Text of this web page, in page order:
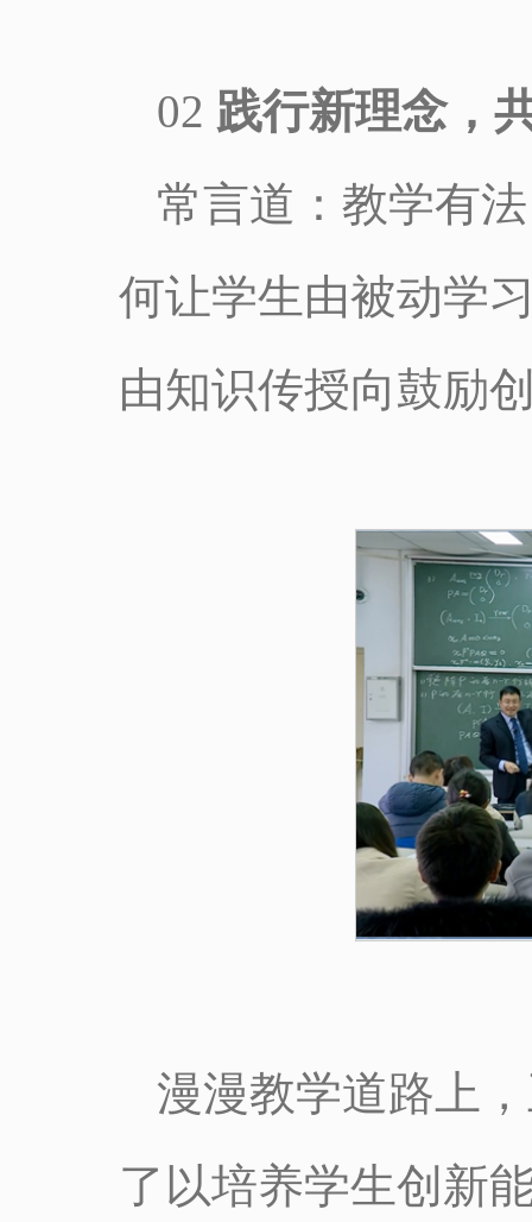
02 践行新理念，
常言道：教学有
何让学生由被动学
由知识传授向鼓励
漫漫教学道路上
了以培养学生创新